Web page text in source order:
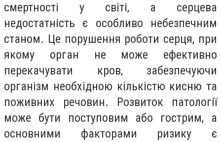
смертності у світі, а серцева
недостатність є особливо небезпечним
станом. Це порушення роботи серця, при
якому орган не може ефективно
перекачувати кров, забезпечуючи
організм необхідною кількістю кисню та
поживних речовин. Розвиток патології
може бути поступовим або гострим, а
основними факторами ризику є